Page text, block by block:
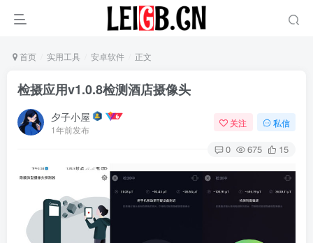
首页 实用工具 安卓软件 正文
检摄应用v1.0.8检测酒店摄像头
夕子小屋
1年前发布
关注 私信
0 675 15